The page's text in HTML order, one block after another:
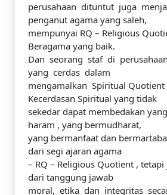
perusahaan dituntut juga
penganut agama yang saleh,
mempunyai RQ – Religious
Beragama yang baik.
Dan seorang staf di
yang cerdas dalam
mengamalkan Spiritual Quotient
Kecerdasan Spiritual yang tidak
sekedar dapat membedakan
haram , yang bermudharat,
yang bermanfaat dan
dari segi ajaran agama
– RQ – Religious Quotient , tetapi
dari tanggung jawab
moral, etika dan integritas